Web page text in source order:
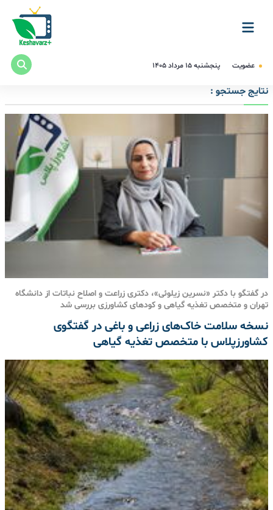
عضویت پنجشنبه ۱۵ مرداد ۱۴۰۵
نتایج جستجو :
در گفتگو با دکتر «نسرین زیلوئی»، دکتری زراعت و اصلاح نباتات از دانشگاه
تهران و متخصص تغذیه گیاهی و کودهای کشاورزی بررسی شد
نسخه سلامت خاک‌های زراعی و باغی در گفتگوی
کشاورزپلاس با متخصص تغذیه گیاهی